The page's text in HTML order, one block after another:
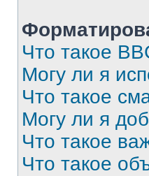
Что такое
Могу ли я
Что такое
Могу ли я
Что такое
Что такое